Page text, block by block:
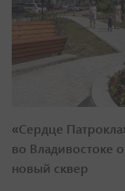
«Сердце
во Владивостоке
новый сквер